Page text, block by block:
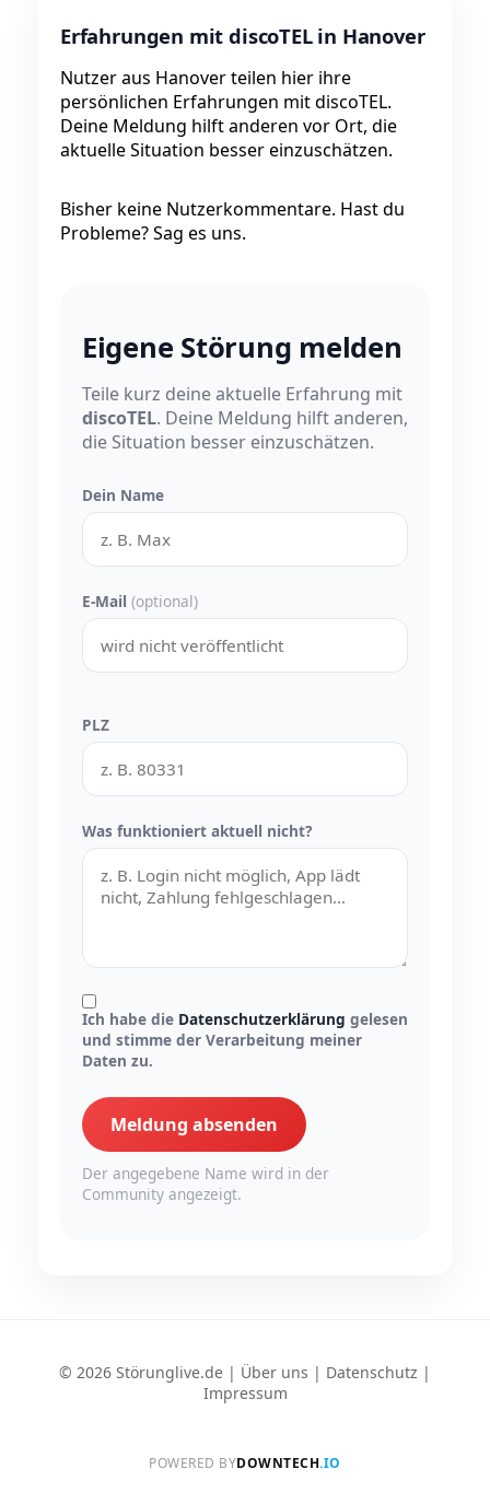
Erfahrungen mit discoTEL in Hanover
Nutzer aus Hanover teilen hier ihre
persönlichen Erfahrungen mit discoTEL.
Deine Meldung hilft anderen vor Ort, die
aktuelle Situation besser einzuschätzen.
Bisher keine Nutzerkommentare. Hast du
Probleme? Sag es uns.
Eigene Störung melden
Teile kurz deine aktuelle Erfahrung mit
discoTEL. Deine Meldung hilft anderen,
die Situation besser einzuschätzen.
Dein Name
E-Mail (optional)
PLZ
Was funktioniert aktuell nicht?
Ich habe die Datenschutzerklärung gelesen
und stimme der Verarbeitung meiner
Daten zu.
Meldung absenden
Der angegebene Name wird in der
Community angezeigt.
© 2026 Störunglive.de | Über uns | Datenschutz |
Impressum
POWERED BYDOWNTECH.IO